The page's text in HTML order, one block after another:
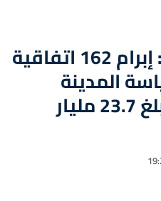
السيدة المنصوري: إبرام 162 اتفاقية
المدينة
باستثمار عمومي بلغ 23.7 مليار